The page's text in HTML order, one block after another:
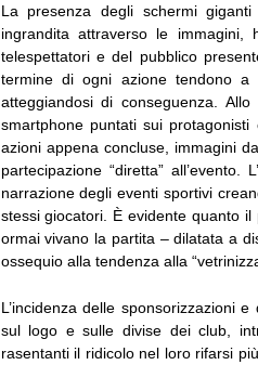
La presenza degli schermi
ingrandita attraverso le
telespettatori e del pubblico
termine di ogni azione tendono a
atteggiandosi di conseguenza.
smartphone puntati sui
azioni appena concluse, immagini
partecipazione “diretta”
narrazione degli eventi sportivi
stessi giocatori. È evidente quanto
ormai vivano la partita – dilatata a
ossequio alla tendenza alla
L’incidenza delle sponsorizzazioni
sul logo e sulle divise dei club,
rasentanti il ridicolo nel loro rifarsi